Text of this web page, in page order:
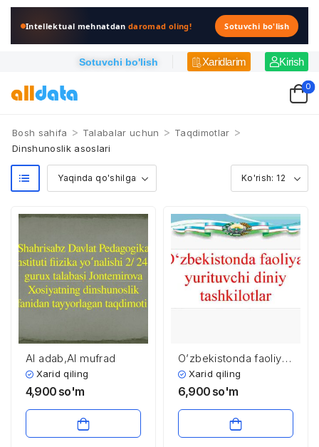
Intellektual mehnatdandaromad oling! Sotuvchi bo'lish
Sotuvchi bo'lish Xaridlarim Kirish
0
Bosh sahifa > Talabalar uchun > Taqdimotlar >
Dinshunoslik asoslari
Al adab,Al mufrad
Xarid qiling
4,900 so'm
O’zbekistonda faoliyat
yurituvchi diniy
tashkilotlar
Xarid qiling
6,900 so'm